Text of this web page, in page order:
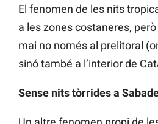
El fenomen de les nits
a les zones costaneres,
mai no només al prelitoral
sinó també a l’interior de
Sense nits tòrrides a